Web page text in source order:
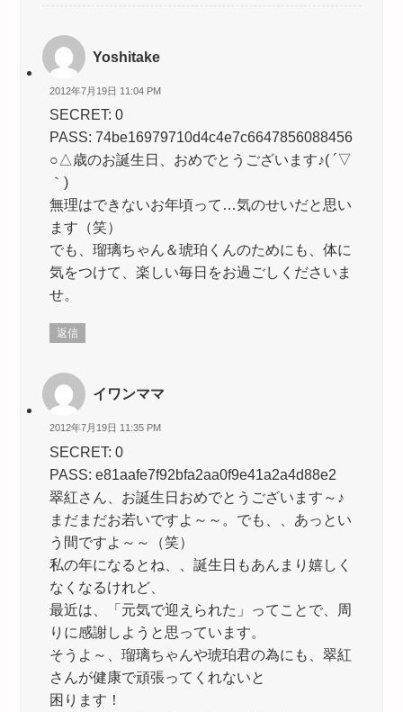
Yoshitake
2012年7月19日 11:04 PM
SECRET: 0
PASS: 74be16979710d4c4e7c6647856088456
○△歳のお誕生日、おめでとうございます♪( ´▽
｀)
無理はできないお年頃って…気のせいだと思い
ます（笑）
でも、瑠璃ちゃん＆琥珀くんのためにも、体に
気をつけて、楽しい毎日をお過ごしくださいま
せ。
返信
イワンママ
2012年7月19日 11:35 PM
SECRET: 0
PASS: e81aafe7f92bfa2aa0f9e41a2a4d88e2
翠紅さん、お誕生日おめでとうございます～♪
まだまだお若いですよ～～。でも、、あっとい
う間ですよ～～（笑）
私の年になるとね、、誕生日もあんまり嬉しく
なくなるけれど、
最近は、「元気で迎えられた」ってことで、周
りに感謝しようと思っています。
そうよ～、瑠璃ちゃんや琥珀君の為にも、翠紅
さんが健康で頑張ってくれないと
困ります！